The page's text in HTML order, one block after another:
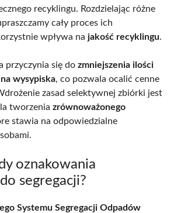
recyklingu. Rozdzielając różne
cały proces ich
wpływa na jakość recyklingu.
przyczynia się do zmniejszenia ilości
wysypiska, co pozwala ocalić cenne
zasad selektywnej zbiórki jest
tworzenia zrównoważonego
stawia na odpowiedzialne
oznakowania
segregacji?
Systemu Segregacji Odpadów